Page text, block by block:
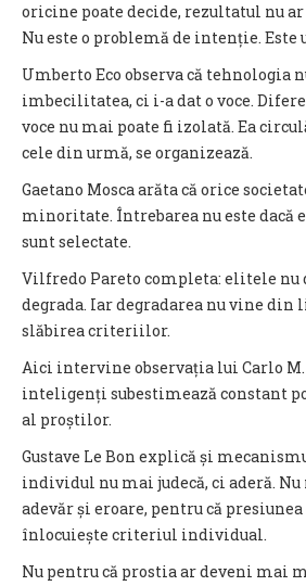
oricine poate decide, rezultatul nu
Nu este o problemă de intenție. Este
Umberto Eco observa că tehnologia
imbecilitatea, ci i-a dat o voce.
voce nu mai poate fi izolată. Ea
cele din urmă, se organizează.
Gaetano Mosca arăta că orice
minoritate. Întrebarea nu este dacă
sunt selectate.
Vilfredo Pareto completa: elitele nu
degrada. Iar degradarea nu vine
slăbirea criteriilor.
Aici intervine observația lui Carlo
inteligenți subestimează constant
al proștilor.
Gustave Le Bon explică și
individul nu mai judecă, ci aderă.
adevăr și eroare, pentru că
înlocuiește criteriul individual.
Nu pentru că prostia ar deveni mai